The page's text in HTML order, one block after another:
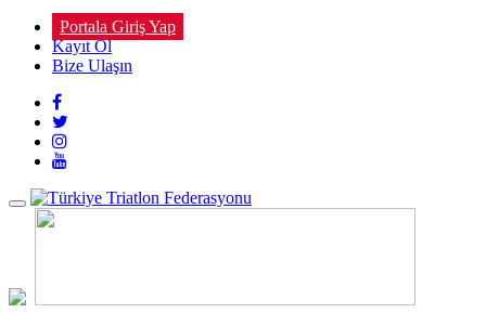
Portala Giriş Yap
Kayıt Ol
Bize Ulaşın
Toggle
navigation